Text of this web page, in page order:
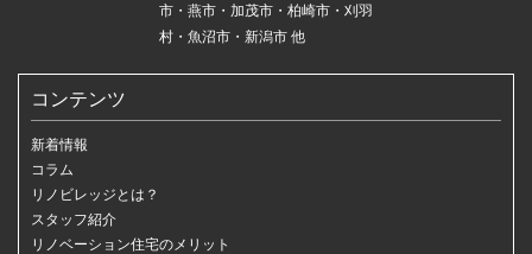
市・燕市・加茂市・柏崎市・刈羽
村・魚沼市・新潟市 他
コンテンツ
新着情報
コラム
リノビレッジとは？
スタッフ紹介
リノベーション住宅のメリット